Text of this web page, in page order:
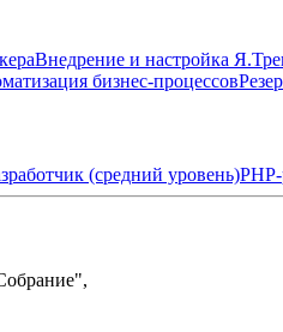
Внедрение и настройка
бизнес-процессов
(средний уровень)